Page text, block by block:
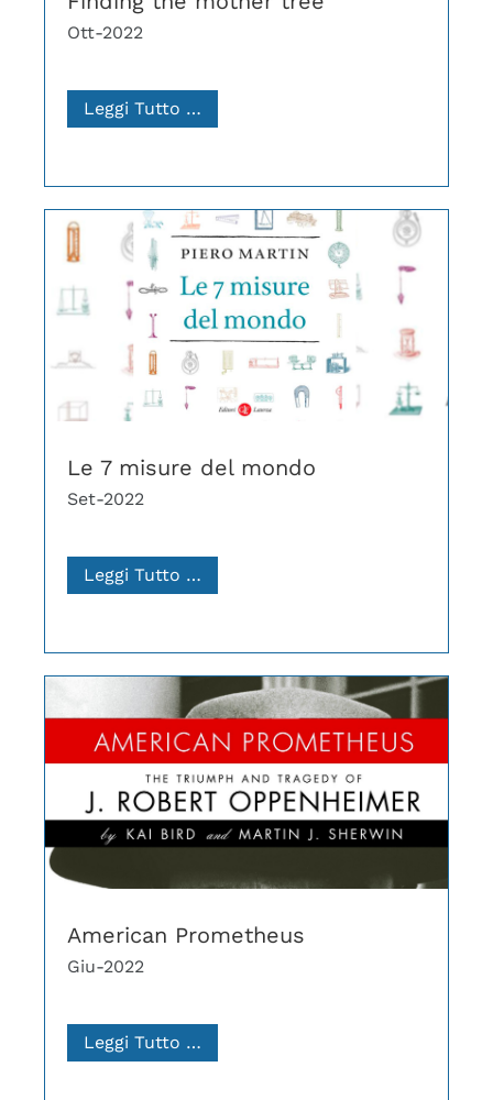
Ott-2022
Leggi Tutto …
Le 7 misure del mondo
Set-2022
Leggi Tutto …
American Prometheus
Giu-2022
Leggi Tutto …